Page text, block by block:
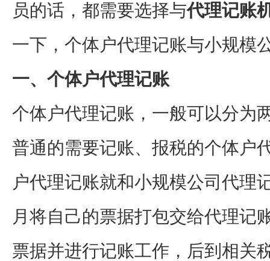
员的话，都需要选择与代理记账
一下，个体户代理记账与小规模
一、个体户代理记账
个体户代理记账，一般可以分为
普通的需要记账、报税的个体户
户代理记账就和小规模公司代理
月将自己的票据打包交给代理记
票据并进行记账工作，后到相关